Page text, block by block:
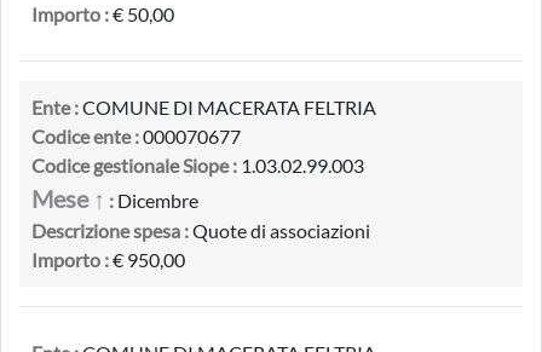
Importo :€ 50,00
Ente :COMUNE DI MACERATA FELTRIA
Codice ente :000070677
Codice gestionale Siope : 1.03.02.99.003
Mese ↑ : Dicembre
Descrizione spesa :Quote di associazioni
Importo :€ 950,00